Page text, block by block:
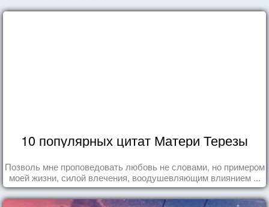
10 популярных цитат Матери Терезы
Позволь мне проповедовать любовь не словами, но примером
моей жизни, силой влечения, воодушевляющим влиянием ...